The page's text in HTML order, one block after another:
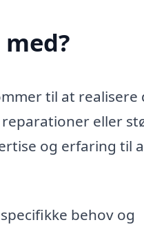
til at realisere
eller
og erfaring til
behov og